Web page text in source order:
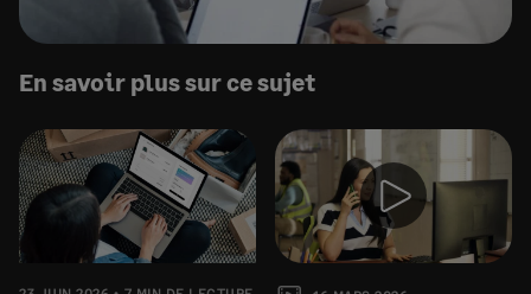
En savoir plus sur ce sujet